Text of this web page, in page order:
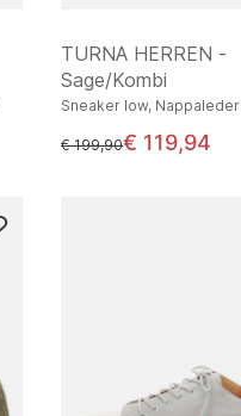
TURNA HERREN -
Sage/Kombi
Sneaker low, Nappaleder
statt
€ 199,90€ 119,94